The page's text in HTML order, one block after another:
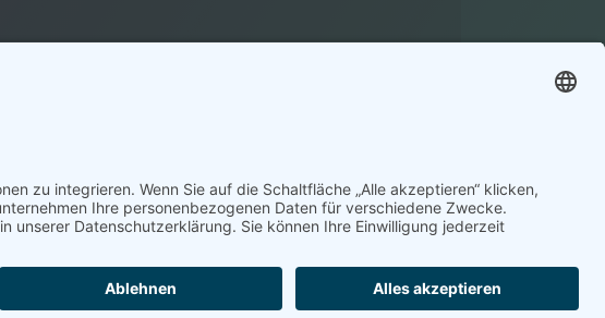
Impressum Datenschutz Kontakt